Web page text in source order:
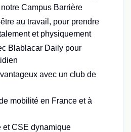
Campus Barrière
au travail, pour prendre
et physiquement
Blablacar Daily pour
avec un club de
mobilité en France et à
et CSE dynamique